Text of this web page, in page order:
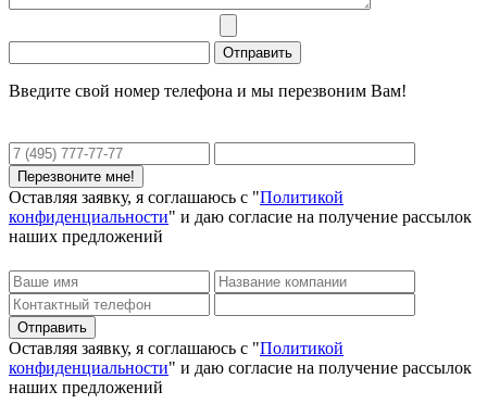
Введите свой номер телефона и мы перезвоним Вам!
Оставляя заявку, я соглашаюсь с "Политикой
конфиденциальности" и даю согласие на получение рассылок
наших предложений
Оставляя заявку, я соглашаюсь с "Политикой
конфиденциальности" и даю согласие на получение рассылок
наших предложений